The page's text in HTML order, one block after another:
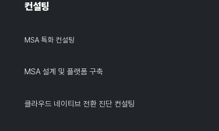
컨설팅
MSA 특화 컨설팅
MSA 설계 및 플랫폼 구축
클라우드 네이티브 전환 진단 컨설팅